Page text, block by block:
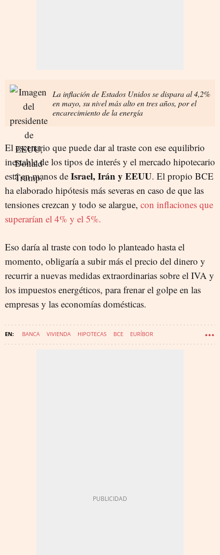
La inflación de Estados Unidos se dispara al 4,2%
en mayo, su nivel más alto en tres años, por el
encarecimiento de la energía
El escenario que puede dar al traste con ese equilibrio
inestable de los tipos de interés y el mercado hipotecario
está en manos de Israel, Irán y EEUU. El propio BCE
ha elaborado hipótesis más severas en caso de que las
tensiones crezcan y todo se alargue, con inflaciones que
superarían el 4% y el 5%.
Eso daría al traste con todo lo planteado hasta el
momento, obligaría a subir más el precio del dinero y
recurrir a nuevas medidas extraordinarias sobre el IVA y
los impuestos energéticos, para frenar el golpe en las
empresas y las economías domésticas.
BANCA VIVIENDA HIPOTECAS BCE EURÍBOR